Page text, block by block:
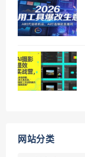
网站分类